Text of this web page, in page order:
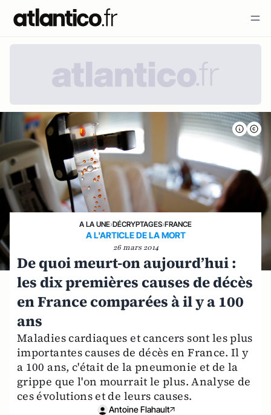
A LA UNE›DÉCRYPTAGES›FRANCE
A L'ARTICLE DE LA MORT
26 mars 2014
De quoi meurt-on aujourd’hui :
les dix premières causes de décès
en France comparées à il y a 100
ans
Maladies cardiaques et cancers sont les plus
importantes causes de décès en France. Il y
a 100 ans, c'était de la pneumonie et de la
grippe que l'on mourrait le plus. Analyse de
ces évolutions et de leurs causes.
Antoine Flahault